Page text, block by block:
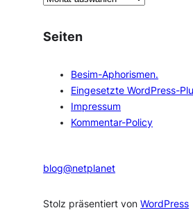
c
Seiten
Besim-Aphorismen.
Eingesetzte WordPress-
Impressum
Kommentar-Policy
blog@netplanet
Stolz präsentiert vonWordPress